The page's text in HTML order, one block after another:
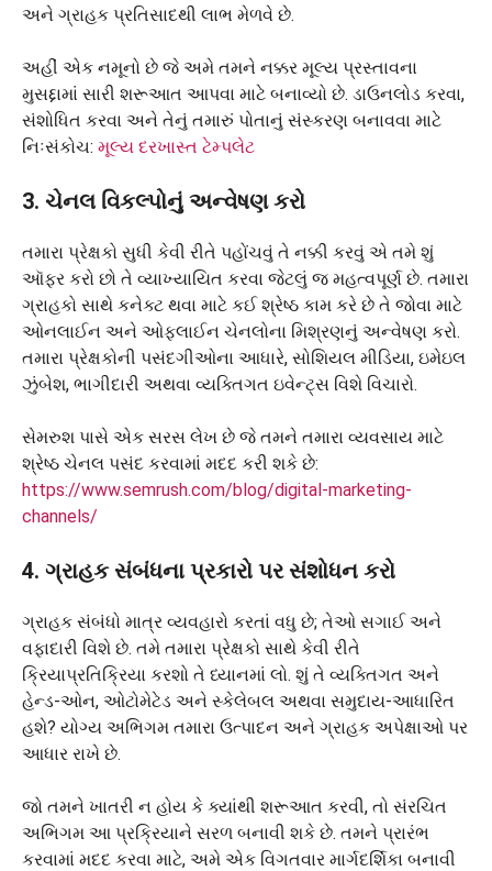
અને ગ્રાહક પ્રતિસાદથી લાભ મેળવે છે.
અહીં એક નમૂનો છે જે અમે તમને નક્કર મૂલ્ય પ્રસ્તાવના
મુસદ્દામાં સારી શરૂઆત આપવા માટે બનાવ્યો છે. ડાઉનલોડ કરવા,
સંશોધિત કરવા અને તેનું તમારું પોતાનું સંસ્કરણ બનાવવા માટે
નિઃસંકોચ: મૂલ્ય દરખાસ્ત ટેમ્પલેટ
3. ચેનલ વિકલ્પોનું અન્વેષણ કરો
તમારા પ્રેક્ષકો સુધી કેવી રીતે પહોંચવું તે નક્કી કરવું એ તમે શું
ઑફર કરો છો તે વ્યાખ્યાયિત કરવા જેટલું જ મહત્વપૂર્ણ છે. તમારા
ગ્રાહકો સાથે કનેક્ટ થવા માટે કઈ શ્રેષ્ઠ કામ કરે છે તે જોવા માટે
ઓનલાઈન અને ઓફલાઈન ચેનલોના મિશ્રણનું અન્વેષણ કરો.
તમારા પ્રેક્ષકોની પસંદગીઓના આધારે, સોશિયલ મીડિયા, ઇમેઇલ
ઝુંબેશ, ભાગીદારી અથવા વ્યક્તિગત ઇવેન્ટ્સ વિશે વિચારો.
સેમરુશ પાસે એક સરસ લેખ છે જે તમને તમારા વ્યવસાય માટે
શ્રેષ્ઠ ચેનલ પસંદ કરવામાં મદદ કરી શકે છે:
https://www.semrush.com/blog/digital-marketing-
channels/
4. ગ્રાહક સંબંધના પ્રકારો પર સંશોધન કરો
ગ્રાહક સંબંધો માત્ર વ્યવહારો કરતાં વધુ છે; તેઓ સગાઈ અને
વફાદારી વિશે છે. તમે તમારા પ્રેક્ષકો સાથે કેવી રીતે
ક્રિયાપ્રતિક્રિયા કરશો તે ધ્યાનમાં લો. શું તે વ્યક્તિગત અને
હેન્ડ-ઓન, ઓટોમેટેડ અને સ્કેલેબલ અથવા સમુદાય-આધારિત
હશે? યોગ્ય અભિગમ તમારા ઉત્પાદન અને ગ્રાહક અપેક્ષાઓ પર
આધાર રાખે છે.
જો તમને ખાતરી ન હોય કે ક્યાંથી શરૂઆત કરવી, તો સંરચિત
અભિગમ આ પ્રક્રિયાને સરળ બનાવી શકે છે. તમને પ્રારંભ
કરવામાં મદદ કરવા માટે, અમે એક વિગતવાર માર્ગદર્શિકા બનાવી